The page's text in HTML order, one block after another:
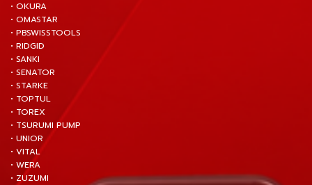
• OKURA
• OMASTAR
• PBSWISSTOOLS
• RIDGID
• SANKI
• SENATOR
• STARKE
• TOPTUL
• TOREX
• TSURUMI PUMP
• UNIOR
• VITAL
• WERA
• ZUZUMI